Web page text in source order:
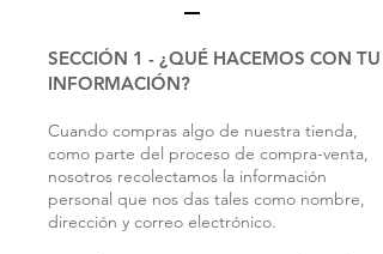
SECCIÓN 1 - ¿QUÉ HACEMOS CON TU
INFORMACIÓN?
Cuando compras algo de nuestra tienda,
como parte del proceso de compra-venta,
nosotros recolectamos la información
personal que nos das tales como nombre,
dirección y correo electrónico.